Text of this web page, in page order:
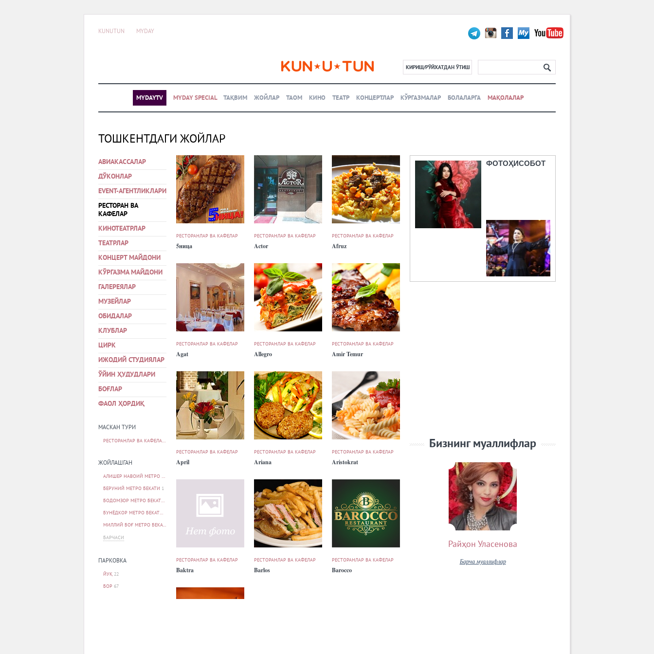
KUNUTUN MYDAY
КИРИШ/РЎЙХАТДАН ЎТИШ
MYDAYTV MYDAY SPECIAL ТАҚВИМ ЖОЙЛАР ТАОМ КИНО ТЕАТР КОНЦЕРТЛАР КЎРГАЗМАЛАР БОЛАЛАРГА МАҚОЛАЛАР
ТОШКЕНТДАГИ ЖОЙЛАР
АВИАКАССАЛАР
ДЎКОНЛАР
EVENT-АГЕНТЛИКЛАРИ
РЕСТОРАН ВА
КАФЕЛАР
КИНОТЕАТРЛАР
ТЕАТРЛАР
КОНЦЕРТ МАЙДОНИ
КЎРГАЗМА МАЙДОНИ
ГАЛЕРЕЯЛАР
МУЗЕЙЛАР
ОБИДАЛАР
КЛУБЛАР
ЦИРК
ИЖОДИЙ СТУДИЯЛАР
ЎЙИН ҲУДУДЛАРИ
БОҒЛАР
ФАОЛ ҲОРДИҚ
МАСКАН ТУРИ
РЕСТОРАНЛАР ВА КАФЕЛАР
ЖОЙЛАШГАН
АЛИШЕР НАВОИЙ МЕТРО БЕКАТИ
БЕРУНИЙ МЕТРО БЕКАТИ 1
БОДОМЗОР МЕТРО БЕКАТИ
БУНЁДКОР МЕТРО БЕКАТИ
МИЛЛИЙ БОҒ МЕТРО БЕКАТИ
БАРЧАСИ
ПАРКОВКА
ЙУҚ 22
БОР 67
РЕСТОРАНЛАР ВА КАФЕЛАР
5ница
РЕСТОРАНЛАР ВА КАФЕЛАР
Actor
РЕСТОРАНЛАР ВА КАФЕЛАР
Afruz
РЕСТОРАНЛАР ВА КАФЕЛАР
Agat
РЕСТОРАНЛАР ВА КАФЕЛАР
Allegro
РЕСТОРАНЛАР ВА КАФЕЛАР
Amir Temur
РЕСТОРАНЛАР ВА КАФЕЛАР
April
РЕСТОРАНЛАР ВА КАФЕЛАР
Ariana
РЕСТОРАНЛАР ВА КАФЕЛАР
Aristokrat
РЕСТОРАНЛАР ВА КАФЕЛАР
Baktra
РЕСТОРАНЛАР ВА КАФЕЛАР
Barlos
РЕСТОРАНЛАР ВА КАФЕЛАР
Barocco
ФОТОҲИСОБОТ
Бизнинг муаллифлар
Райҳон Уласенова
Барча муаллифлар